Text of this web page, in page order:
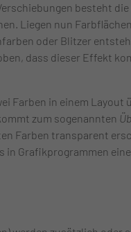
besteht
Liegen nun
oder Blitzer
dass dieser Effekt
Farben in einem
zum sogenannten
Farben transparent
Grafikprogrammen